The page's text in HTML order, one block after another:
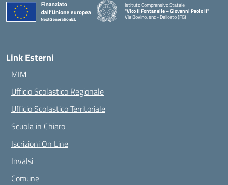
Istituto Comprensivo Statale
"Vico II Fontanelle – Giovanni Paolo II"
Via Bovino, snc - Deliceto (FG)
Link Esterni
MIM
Ufficio Scolastico Regionale
Ufficio Scolastico Territoriale
Scuola in Chiaro
Iscrizioni On Line
Invalsi
Comune